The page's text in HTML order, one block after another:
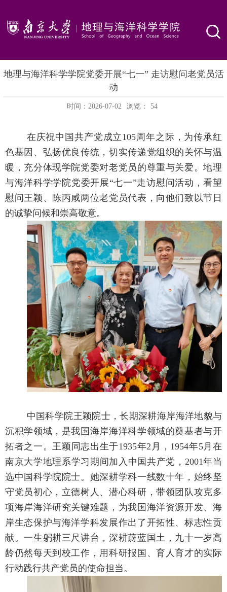
地理与海洋科学学院党委开展“七一” 走访慰问老党员活
动
时间：2026-07-02 浏览： 54
在庆祝中国共产党成立105周年之际，为传承红
色基因、弘扬优良传统，切实传递党组织的关怀与温
暖，充分体现学院党委对老党员的尊重与关爱。地理
与海洋科学学院党委开展“七一”走访慰问活动，看望
慰问王颖、陈丙咸两位老党员代表，向他们致以节日
的诚挚问候和崇高敬意。
中国科学院王颖院士，长期深耕海岸海洋地貌与
沉积学领域，是我国海岸海洋科学领域的奠基者与开
拓者之一。王颖同志出生于1935年2月，1954年5月在
南京大学地理系学习期间加入中国共产党，2001年当
选中国科学院院士。她深耕学科一线数十年，始终坚
守党员初心，立德树人、潜心科研，带领团队攻克多
项海岸海洋研究关键难题，为我国海洋资源开发、海
岸生态保护与海洋学科发展作出了开拓性、标志性贡
献。一生躬耕三尺讲台，深耕蔚蓝国土，九十一岁高
龄仍然每天到校工作，用科研报国、育人育才的实际
行动践行共产党员的使命担当。